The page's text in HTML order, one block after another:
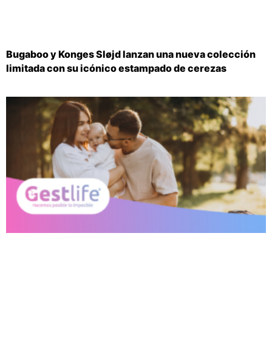
Bugaboo y Konges Sløjd lanzan una nueva colección
limitada con su icónico estampado de cerezas